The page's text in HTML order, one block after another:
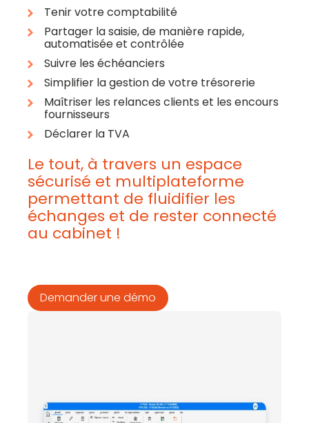
Tenir votre comptabilité
Partager la saisie, de manière rapide,
automatisée et contrôlée
Suivre les échéanciers
Simplifier la gestion de votre trésorerie
Maîtriser les relances clients et les encours
fournisseurs
Déclarer la TVA
Le tout, à travers un espace
sécurisé et multiplateforme
permettant de fluidifier les
échanges et de rester connecté
au cabinet !
Demander une démo